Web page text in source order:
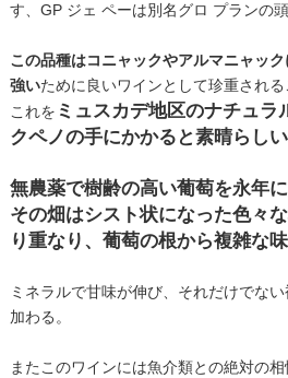
す、GP ジェ ペーは別名グロ プランの
この品種はコニャックやアルマニャッ
強いために良いワインとして珍重され
これを ミュスカデ地区のナチュラ
クペノの手にかかると素晴らし
無農薬で樹齢の高い葡萄を永年
その畑はシスト状になった色々
り重なり、葡萄の根から複雑な
ミネラルで甘味が伸び、それだけでな
加わる。
またこのワインには魚介類との絶対の